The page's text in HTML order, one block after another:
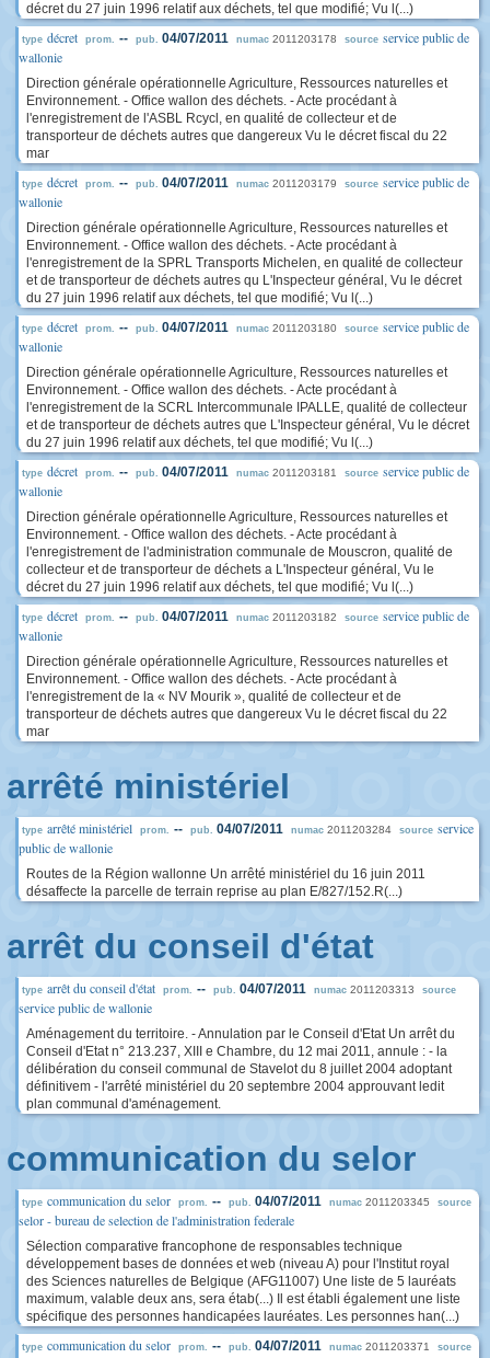
décret du 27 juin 1996 relatif aux déchets, tel que modifié; Vu l(...)
type décret prom. -- pub. 04/07/2011 numac 2011203178 source service public de
wallonie
Direction générale opérationnelle Agriculture, Ressources naturelles et
Environnement. - Office wallon des déchets. - Acte procédant à
l'enregistrement de l'ASBL Rcycl, en qualité de collecteur et de
transporteur de déchets autres que dangereux Vu le décret fiscal du 22
mar
type décret prom. -- pub. 04/07/2011 numac 2011203179 source service public de
wallonie
Direction générale opérationnelle Agriculture, Ressources naturelles et
Environnement. - Office wallon des déchets. - Acte procédant à
l'enregistrement de la SPRL Transports Michelen, en qualité de collecteur
et de transporteur de déchets autres qu L'Inspecteur général, Vu le décret
du 27 juin 1996 relatif aux déchets, tel que modifié; Vu l(...)
type décret prom. -- pub. 04/07/2011 numac 2011203180 source service public de
wallonie
Direction générale opérationnelle Agriculture, Ressources naturelles et
Environnement. - Office wallon des déchets. - Acte procédant à
l'enregistrement de la SCRL Intercommunale IPALLE, qualité de collecteur
et de transporteur de déchets autres que L'Inspecteur général, Vu le décret
du 27 juin 1996 relatif aux déchets, tel que modifié; Vu l(...)
type décret prom. -- pub. 04/07/2011 numac 2011203181 source service public de
wallonie
Direction générale opérationnelle Agriculture, Ressources naturelles et
Environnement. - Office wallon des déchets. - Acte procédant à
l'enregistrement de l'administration communale de Mouscron, qualité de
collecteur et de transporteur de déchets a L'Inspecteur général, Vu le
décret du 27 juin 1996 relatif aux déchets, tel que modifié; Vu l(...)
type décret prom. -- pub. 04/07/2011 numac 2011203182 source service public de
wallonie
Direction générale opérationnelle Agriculture, Ressources naturelles et
Environnement. - Office wallon des déchets. - Acte procédant à
l'enregistrement de la « NV Mourik », qualité de collecteur et de
transporteur de déchets autres que dangereux Vu le décret fiscal du 22
mar
arrêté ministériel
type arrêté ministériel prom. -- pub. 04/07/2011 numac 2011203284 source service
public de wallonie
Routes de la Région wallonne Un arrêté ministériel du 16 juin 2011
désaffecte la parcelle de terrain reprise au plan E/827/152.R(...)
arrêt du conseil d'état
type arrêt du conseil d'état prom. -- pub. 04/07/2011 numac 2011203313 source
service public de wallonie
Aménagement du territoire. - Annulation par le Conseil d'Etat Un arrêt du
Conseil d'Etat n° 213.237, XIII e Chambre, du 12 mai 2011, annule : - la
délibération du conseil communal de Stavelot du 8 juillet 2004 adoptant
définitivem - l'arrêté ministériel du 20 septembre 2004 approuvant ledit
plan communal d'aménagement.
communication du selor
type communication du selor prom. -- pub. 04/07/2011 numac 2011203345 source
selor - bureau de selection de l'administration federale
Sélection comparative francophone de responsables technique
développement bases de données et web (niveau A) pour l'Institut royal
des Sciences naturelles de Belgique (AFG11007) Une liste de 5 lauréats
maximum, valable deux ans, sera étab(...) Il est établi également une liste
spécifique des personnes handicapées lauréates. Les personnes han(...)
type communication du selor prom. -- pub. 04/07/2011 numac 2011203371 source